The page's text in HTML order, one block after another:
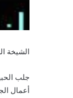
الشيخة الروحانية
جلب
أعمال